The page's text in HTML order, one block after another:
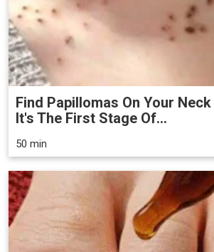
Find Papillomas On Your
It's The First Stage Of...
50 min